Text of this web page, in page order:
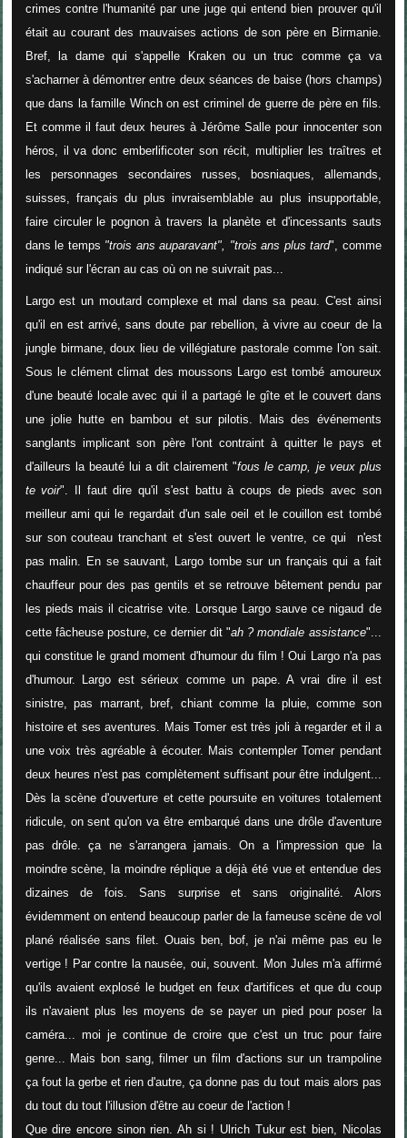
crimes contre l'humanité par une juge qui entend bien prouver qu'il
était au courant des mauvaises actions de son père en Birmanie.
Bref, la dame qui s'appelle Kraken ou un truc comme ça va
s'acharner à démontrer entre deux séances de baise (hors champs)
que dans la famille Winch on est criminel de guerre de père en fils.
Et comme il faut deux heures à Jérôme Salle pour innocenter son
héros, il va donc emberlificoter son récit, multiplier les traîtres et
les personnages secondaires russes, bosniaques, allemands,
suisses, français du plus invraisemblable au plus insupportable,
faire circuler le pognon à travers la planète et d'incessants sauts
dans le temps "trois ans auparavant", "trois ans plus tard", comme
indiqué sur l'écran au cas où on ne suivrait pas...
Largo est un moutard complexe et mal dans sa peau. C'est ainsi
qu'il en est arrivé, sans doute par rebellion, à vivre au coeur de la
jungle birmane, doux lieu de villégiature pastorale comme l'on sait.
Sous le clément climat des moussons Largo est tombé amoureux
d'une beauté locale avec qui il a partagé le gîte et le couvert dans
une jolie hutte en bambou et sur pilotis. Mais des événements
sanglants implicant son père l'ont contraint à quitter le pays et
d'ailleurs la beauté lui a dit clairement "fous le camp, je veux plus
te voir". Il faut dire qu'il s'est battu à coups de pieds avec son
meilleur ami qui le regardait d'un sale oeil et le couillon est tombé
sur son couteau tranchant et s'est ouvert le ventre, ce qui n'est
pas malin. En se sauvant, Largo tombe sur un français qui a fait
chauffeur pour des pas gentils et se retrouve bêtement pendu par
les pieds mais il cicatrise vite. Lorsque Largo sauve ce nigaud de
cette fâcheuse posture, ce dernier dit "ah ? mondiale assistance"...
qui constitue le grand moment d'humour du film ! Oui Largo n'a pas
d'humour. Largo est sérieux comme un pape. A vrai dire il est
sinistre, pas marrant, bref, chiant comme la pluie, comme son
histoire et ses aventures. Mais Tomer est très joli à regarder et il a
une voix très agréable à écouter. Mais contempler Tomer pendant
deux heures n'est pas complètement suffisant pour être indulgent...
Dès la scène d'ouverture et cette poursuite en voitures totalement
ridicule, on sent qu'on va être embarqué dans une drôle d'aventure
pas drôle. ça ne s'arrangera jamais. On a l'impression que la
moindre scène, la moindre réplique a déjà été vue et entendue des
dizaines de fois. Sans surprise et sans originalité. Alors
évidemment on entend beaucoup parler de la fameuse scène de vol
plané réalisée sans filet. Ouais ben, bof, je n'ai même pas eu le
vertige ! Par contre la nausée, oui, souvent. Mon Jules m'a affirmé
qu'ils avaient explosé le budget en feux d'artifices et que du coup
ils n'avaient plus les moyens de se payer un pied pour poser la
caméra... moi je continue de croire que c'est un truc pour faire
genre... Mais bon sang, filmer un film d'actions sur un trampoline
ça fout la gerbe et rien d'autre, ça donne pas du tout mais alors pas
du tout du tout l'illusion d'être au coeur de l'action !
Que dire encore sinon rien. Ah si ! Ulrich Tukur est bien, Nicolas